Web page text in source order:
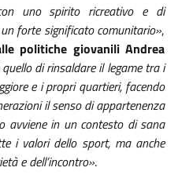
uno spirito ricreativo e di
forte significato comunitario»,
politiche giovanili Andrea
di rinsaldare il legame tra i
e i propri quartieri, facendo
il senso di appartenenza
avviene in un contesto di sana
i valori dello sport, ma anche
e dell’incontro».